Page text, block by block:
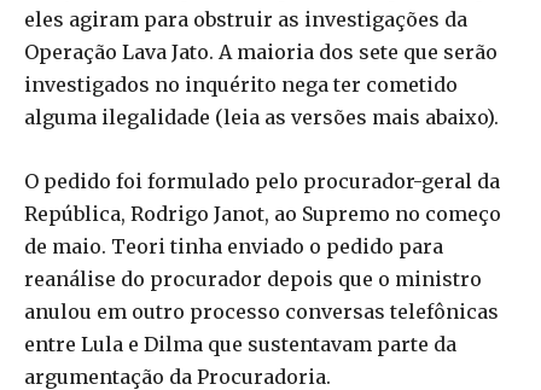
eles agiram para obstruir as investigações da
Operação Lava Jato. A maioria dos sete que serão
investigados no inquérito nega ter cometido
alguma ilegalidade (leia as versões mais abaixo).
O pedido foi formulado pelo procurador-geral da
República, Rodrigo Janot, ao Supremo no começo
de maio. Teori tinha enviado o pedido para
reanálise do procurador depois que o ministro
anulou em outro processo conversas telefônicas
entre Lula e Dilma que sustentavam parte da
argumentação da Procuradoria.